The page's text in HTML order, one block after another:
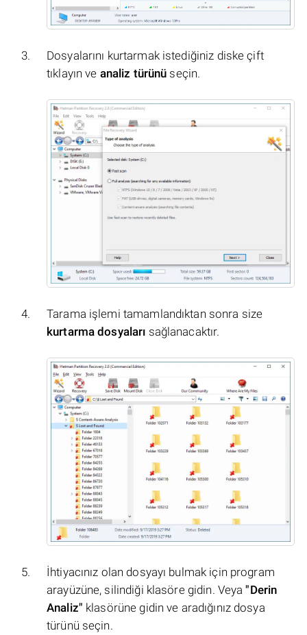
Dosyalarını kurtarmak istediğiniz diske çift
tıklayın ve analiz türünü seçin.
Tarama işlemi tamamlandıktan sonra size
kurtarma dosyaları sağlanacaktır.
İhtiyacınız olan dosyayı bulmak için program
arayüzüne, silindiği klasöre gidin. Veya"Derin
Analiz" klasörüne gidin ve aradığınız dosya
türünü seçin.